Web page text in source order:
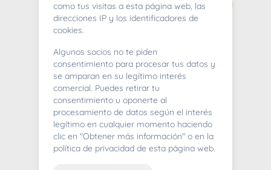
404
Whoops! Lo sentimos mucho.
como tus visitas a esta página web, las
direcciones IP y los identificadores de
cookies.
Algunos socios no te piden
consentimiento para procesar tus datos y
se amparan en su legítimo interés
comercial. Puedes retirar tu
consentimiento u oponerte al
procesamiento de datos según el interés
legítimo en cualquier momento haciendo
clic en "Obtener más información" o en la
política de privacidad de esta página web.